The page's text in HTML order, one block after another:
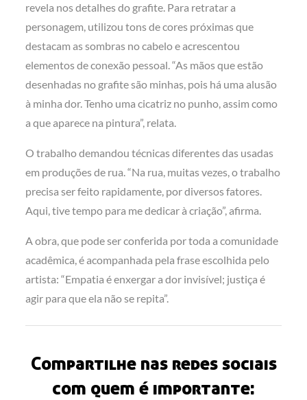
revela nos detalhes do grafite. Para retratar a
personagem, utilizou tons de cores próximas que
destacam as sombras no cabelo e acrescentou
elementos de conexão pessoal. “As mãos que estão
desenhadas no grafite são minhas, pois há uma alusão
à minha dor. Tenho uma cicatriz no punho, assim como
a que aparece na pintura”, relata.
O trabalho demandou técnicas diferentes das usadas
em produções de rua. “Na rua, muitas vezes, o trabalho
precisa ser feito rapidamente, por diversos fatores.
Aqui, tive tempo para me dedicar à criação”, afirma.
A obra, que pode ser conferida por toda a comunidade
acadêmica, é acompanhada pela frase escolhida pelo
artista: “Empatia é enxergar a dor invisível; justiça é
agir para que ela não se repita”.
Compartilhe nas redes sociais
com quem é importante: